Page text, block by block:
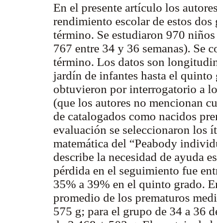
En el presente artículo los
rendimiento escolar de estos
término. Se estudiaron 970
767 entre 34 y 36 semanas). Se
término. Los datos son
jardín de infantes hasta el quinto
obtuvieron por interrogatorio a
(que los autores no mencionan
de catalogados como nacidos
evaluación se seleccionaron los
matemática del “Peabody
describe la necesidad de ayuda
pérdida en el seguimiento fue
35% a 39% en el quinto grado.
promedio de los prematuros
575 g; para el grupo de 34 a 36